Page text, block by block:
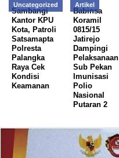
Uncategorized
Sambangi
Kantor KPU
Kota, Patroli
Satsamapta
Polresta
Palangka
Raya Cek
Kondisi
Keamanan
Artikel
Babinsa
Koramil
0815/15
Jatirejo
Dampingi
Pelaksanaan
Sub Pekan
Imunisasi
Polio
Nasional
Putaran 2